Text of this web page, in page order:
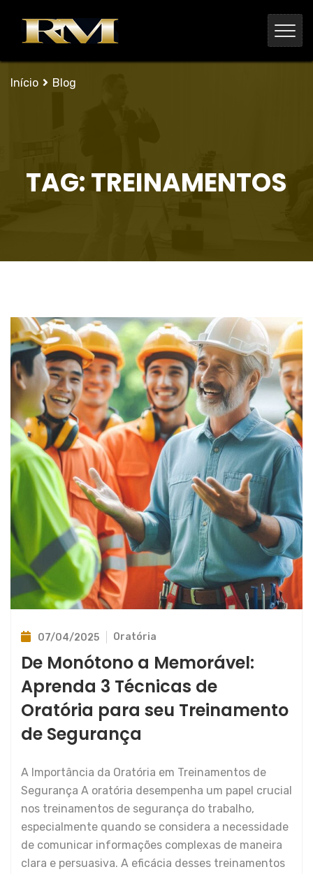
Início Blog
TAG:TREINAMENTOS
07/04/2025 Oratória
De Monótono a Memorável:
Aprenda 3 Técnicas de
Oratória para seu Treinamento
de Segurança
A Importância da Oratória em Treinamentos de
Segurança A oratória desempenha um papel crucial
nos treinamentos de segurança do trabalho,
especialmente quando se considera a necessidade
de comunicar informações complexas de maneira
clara e persuasiva. A eficácia desses treinamentos